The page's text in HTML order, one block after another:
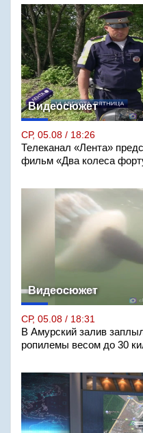
Видеосюжет
СР, 05.08 / 18:26
Телеканал «Лента»
фильм «Два колеса
Видеосюжет
СР, 05.08 / 18:31
В Амурский залив
ропилемы весом до 30